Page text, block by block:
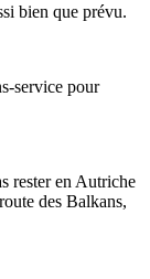
bien que prévu.
service pour
rester en Autriche
des Balkans,